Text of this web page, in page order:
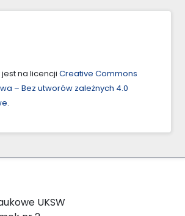
na licencji Creative Commons
– Bez utworów zależnych 4.0
.
UKSW